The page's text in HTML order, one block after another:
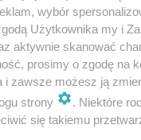
i nie
gdy
w tygodniu.
liście,
roślina
wybór
Użytkownika my i
aktywnie skanować
prosimy o zgodę na
i zawsze możesz ją
strony
. Niektóre
się takiemu